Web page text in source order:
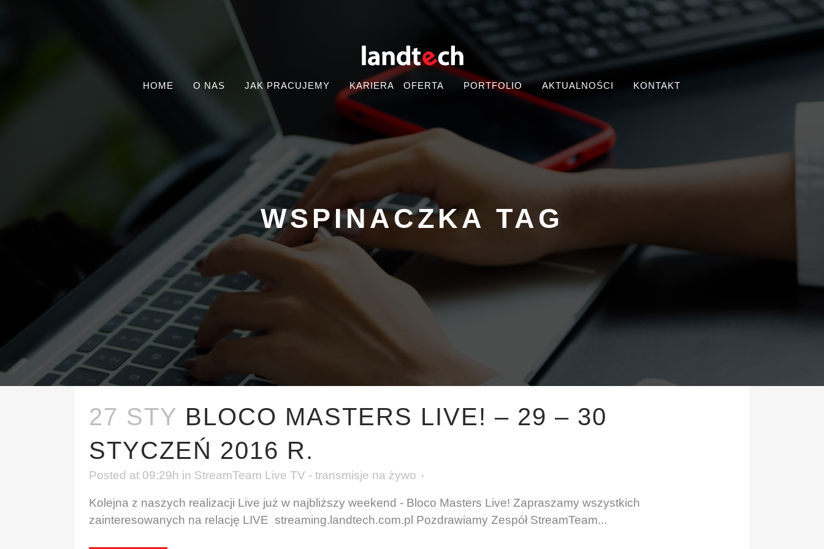
HOME O NAS JAK PRACUJEMY KARIERA OFERTA PORTFOLIO AKTUALNOŚCI KONTAKT
WSPINACZKA TAG
27 STY BLOCO MASTERS LIVE! – 29 – 30
STYCZEŃ 2016 R.
Posted at 09:29h in StreamTeam Live TV - transmisje na żywo
Kolejna z naszych realizacji Live już w najbliższy weekend - Bloco Masters Live! Zapraszamy wszystkich
zainteresowanych na relację LIVE streaming.landtech.com.pl Pozdrawiamy Zespół StreamTeam...